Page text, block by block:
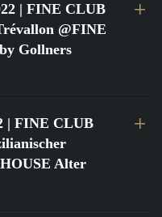
| FINE CLUB
@FINE
Gollners
| FINE CLUB
Alter